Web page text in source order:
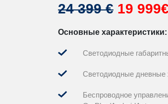
24 399 € 19 999€
Основные характеристики:
Светодиодные
Светодиодные дневные
Беспроводное